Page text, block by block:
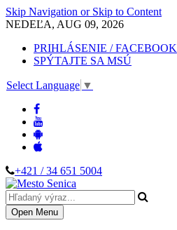
Skip Navigation or Skip to Content
NEDEĽA, AUG 09, 2026
PRIHLÁSENIE / FACEBOOK
SPÝTAJTE SA MSÚ
Select Language ▼
+421 / 34 651 5004
Open Menu